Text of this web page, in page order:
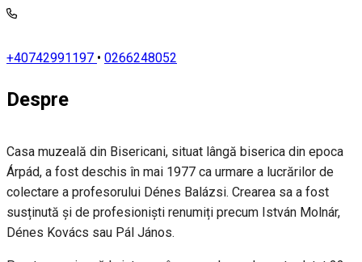
+40742991197 • 0266248052
Despre
Casa muzeală din Bisericani, situat lângă biserica din epoca
Árpád, a fost deschis în mai 1977 ca urmare a lucrărilor de
colectare a profesorului Dénes Balázsi. Crearea sa a fost
susținută și de profesioniști renumiți precum István Molnár,
Dénes Kovács sau Pál János.